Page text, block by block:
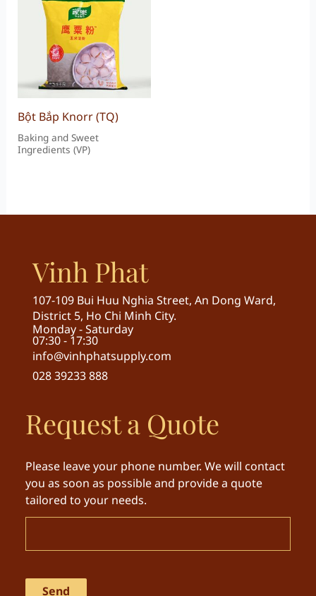
Bột Bắp Knorr (TQ)
Baking and Sweet
Ingredients (VP)
Vinh Phat
107-109 Bui Huu Nghia Street, An Dong Ward,
District 5, Ho Chi Minh City.
Monday - Saturday
07:30 - 17:30
info@vinhphatsupply.com
028 39233 888
Request a Quote
Please leave your phone number. We will contact
you as soon as possible and provide a quote
tailored to your needs.